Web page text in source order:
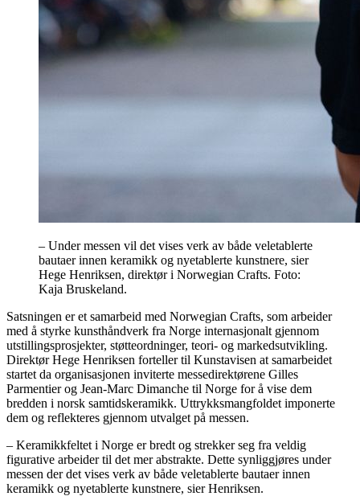
– Under messen vil det vises verk av både veletablerte
bautaer innen keramikk og nyetablerte kunstnere, sier
Hege Henriksen, direktør i Norwegian Crafts. Foto:
Kaja Bruskeland.
Satsningen er et samarbeid med Norwegian Crafts, som arbeider
med å styrke kunsthåndverk fra Norge internasjonalt gjennom
utstillingsprosjekter, støtteordninger, teori- og markedsutvikling.
Direktør Hege Henriksen forteller til Kunstavisen at samarbeidet
startet da organisasjonen inviterte messedirektørene Gilles
Parmentier og Jean-Marc Dimanche til Norge for å vise dem
bredden i norsk samtidskeramikk. Uttrykksmangfoldet imponerte
dem og reflekteres gjennom utvalget på messen.
– Keramikkfeltet i Norge er bredt og strekker seg fra veldig
figurative arbeider til det mer abstrakte. Dette synliggjøres under
messen der det vises verk av både veletablerte bautaer innen
keramikk og nyetablerte kunstnere, sier Henriksen.